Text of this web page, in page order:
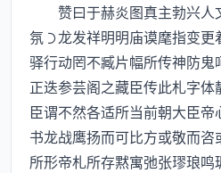
赞曰于赫炎图真主勃兴人
氛龙发祥明明庙谟麾指变更
驿行动罔不臧片幅所传神防
正迭参芸阁之藏臣传此札字
臣谓不然各适所当前朝大臣
书龙战鹰扬而可比方或敬而
所形帝札所存黙寓弛张璆琅